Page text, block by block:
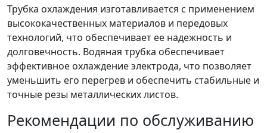
Трубка охлаждения изготавливается с применением
высококачественных материалов и передовых
технологий, что обеспечивает ее надежность и
долговечность. Водяная трубка обеспечивает
эффективное охлаждение электрода, что позволяет
уменьшить его перегрев и обеспечить стабильные и
точные резы металлических листов.
Рекомендации по обслуживанию